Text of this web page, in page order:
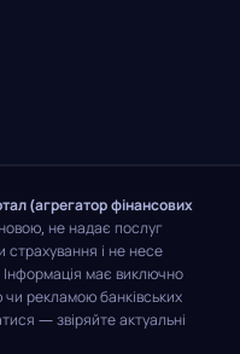
(агрегатор фінансових
не надає послуг
страхування і не несе
Інформація має виключно
рекламою банківських
— звіряйте актуальні